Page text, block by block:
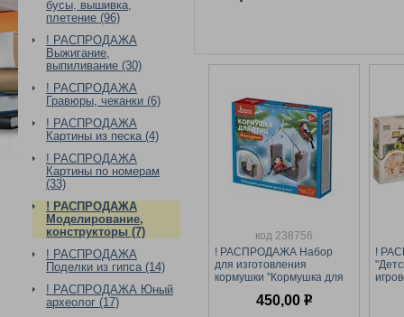
бусы, вышивка,
плетение (96)
! РАСПРОДАЖА
Выжигание,
выпиливание (30)
! РАСПРОДАЖА
Гравюры, чеканки (6)
! РАСПРОДАЖА
Картины из песка (4)
! РАСПРОДАЖА
Картины по номерам
(33)
! РАСПРОДАЖА
Моделирование,
конструкторы (7)
! РАСПРОДАЖА
Поделки из гипса (14)
! РАСПРОДАЖА Юный
археолог (17)
код 238756
! РАСПРОДАЖА Набор
для изготовления
кормушки "Кормушка для
(05849, "Десятое
450,00 р
!